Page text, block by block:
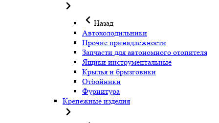
Назад
Автохолодильники
Прочие принадлежности
Запчасти для автономного отопителя
Ящики инструментальные
Крылья и брызговики
Отбойники
Фурнитура
Крепежные изделия